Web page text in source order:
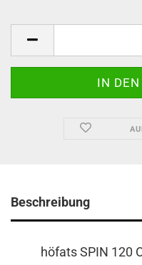
Beschreibung
höfats SPIN 120